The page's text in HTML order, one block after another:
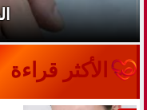
الأكثر قراءة